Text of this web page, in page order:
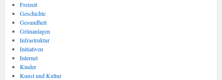
Freizeit
Geschichte
Gesundheit
Grünanlagen
Infrastruktur
Initiativen
Internet
Kinder
Kunst und Kultur